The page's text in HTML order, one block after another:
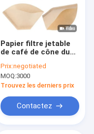
Papier filtre jetable
de café de cône du
cône de sac
d'égouttement 103
Prix:negotiated
MOQ:3000
Trouvez les derniers prix
Contactez